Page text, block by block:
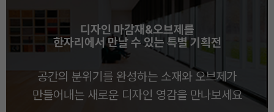
디자인 마감재&오브제를
한자리에서 만날 수 있는 특별 기획전
공간의 분위기를 완성하는 소재와 오브제가
만들어내는 새로운 디자인 영감을 만나보세요